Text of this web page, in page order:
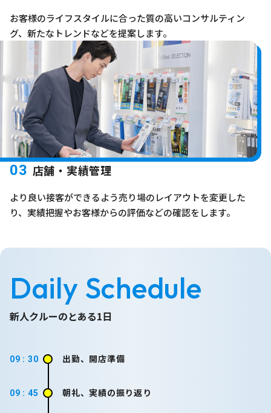
お客様のライフスタイルに合った質の高いコンサルティン
グ、新たなトレンドなどを提案します。
03 店舗・実績管理
より良い接客ができるよう売り場のレイアウトを変更した
り、実績把握やお客様からの評価などの確認をします。
Daily Schedule
新人クルーのとある1日
09 : 30 出勤、開店準備
09 : 45 朝礼、実績の振り返り